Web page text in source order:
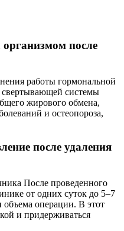
после
работы гормональной
системы
жирового обмена,
и остеопороза,
после удаления
После проведенного
от одних суток до 5–7
объема операции. В этот
и придерживаться